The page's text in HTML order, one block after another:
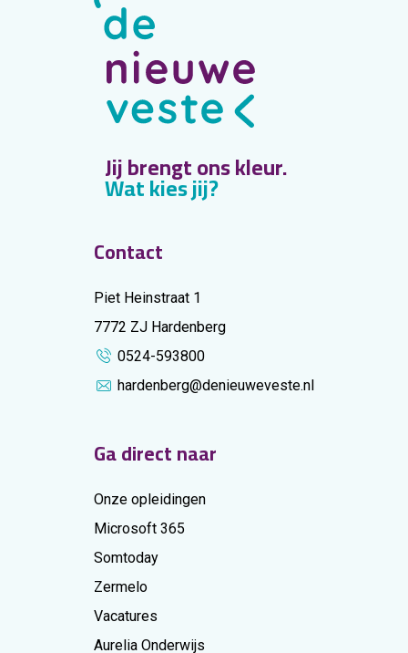
Jij brengt ons kleur.
Wat kies jij?
Contact
Piet Heinstraat 1
7772 ZJ Hardenberg
0524-593800
hardenberg@denieuweveste.nl
Ga direct naar
Onze opleidingen
Microsoft 365
Somtoday
Zermelo
Vacatures
Aurelia Onderwijs